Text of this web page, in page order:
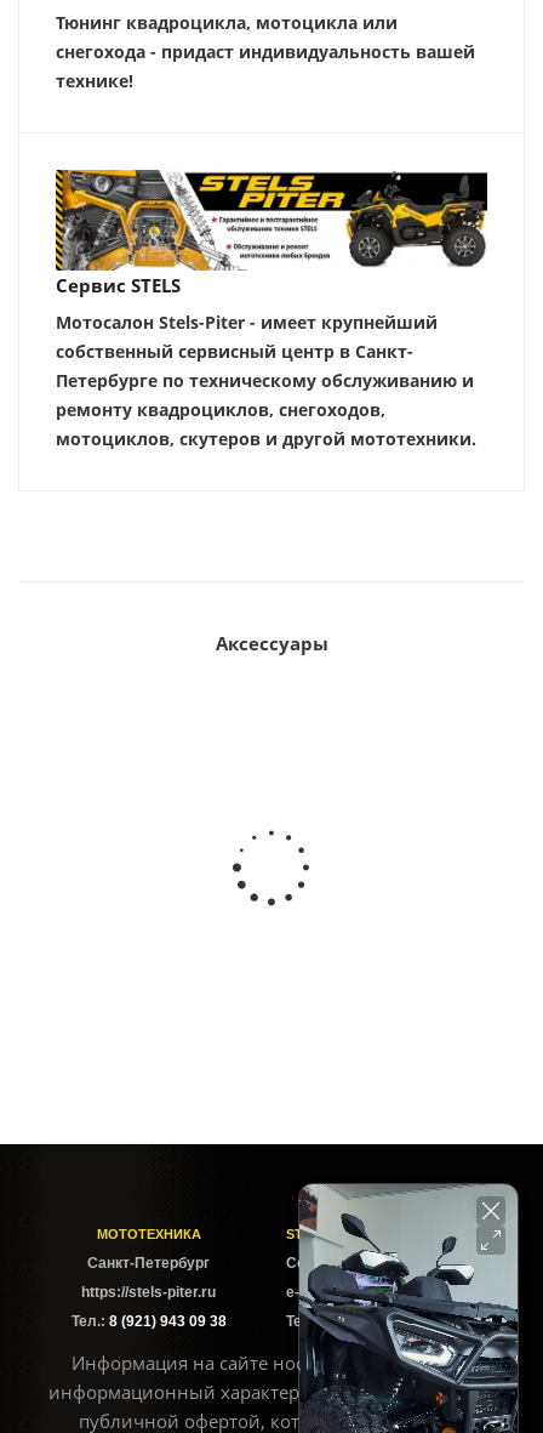
Тюнинг квадроцикла, мотоцикла или
снегохода - придаст индивидуальность вашей
технике!
Сервис STELS
Мотосалон Stels-Piter - имеет крупнейший
собственный сервисный центр в Санкт-
Петербурге по техническому обслуживанию и
ремонту квадроциклов, снегоходов,
мотоциклов, скутеров и другой мототехники.
Аксессуары
МОТОТЕХНИКА
Cанкт-Петербург
https://stels-piter.ru
Тел.: 8 (921) 943 09 38
STELS-PITER СОФИЙСКАЯ
Софийская ул. 6Б
e-mail: sales@stels-piter.ru
Тел.:8 (921) 943 09 38
Информация на сайте носит исключительно
информационный характер и не может считаться
публичной офертой, которая определяется